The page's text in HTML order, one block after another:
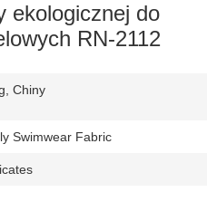
ekologicznej do
RN-2112
Chiny
Swimwear Fabric